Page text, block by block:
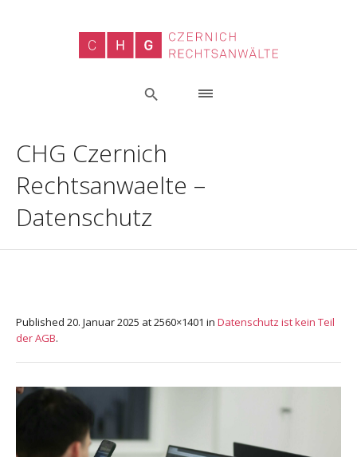
CHG Czernich
Rechtsanwaelte –
Datenschutz
Published 20. Januar 2025 at 2560×1401 in Datenschutz ist kein Teil
der AGB.